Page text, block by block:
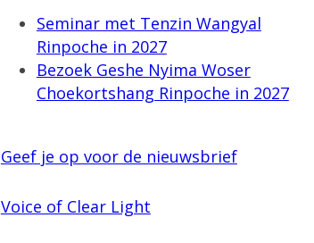
Seminar met Tenzin Wangyal
Rinpoche in 2027
Bezoek Geshe Nyima Woser
Choekortshang Rinpoche in 2027
Geef je op voor de nieuwsbrief
Voice of Clear Light